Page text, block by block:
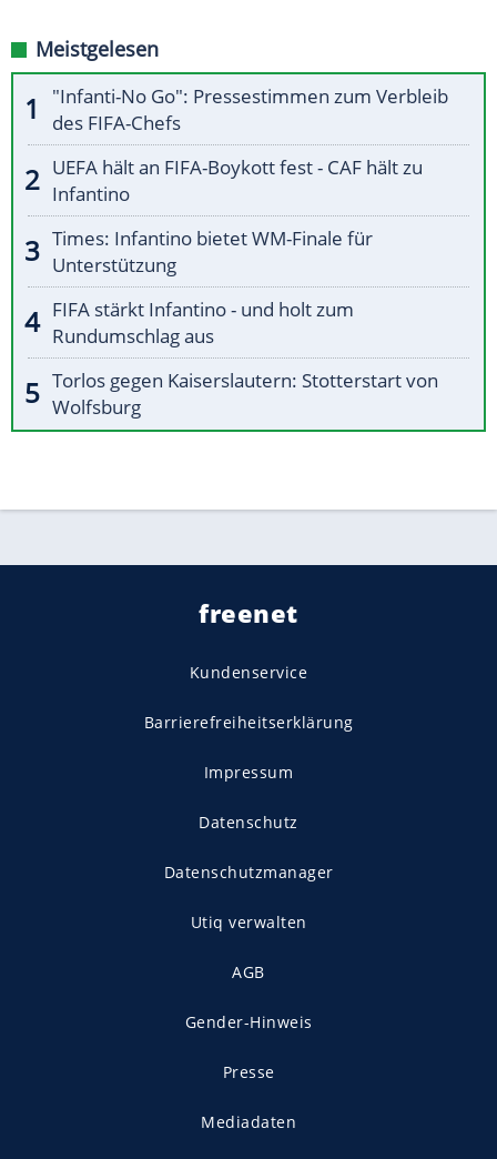
Meistgelesen
"Infanti-No Go": Pressestimmen zum Verbleib
des FIFA-Chefs
UEFA hält an FIFA-Boykott fest - CAF hält zu
Infantino
Times: Infantino bietet WM-Finale für
Unterstützung
FIFA stärkt Infantino - und holt zum
Rundumschlag aus
Torlos gegen Kaiserslautern: Stotterstart von
Wolfsburg
freenet
Kundenservice
Barrierefreiheitserklärung
Impressum
Datenschutz
Datenschutzmanager
Utiq verwalten
AGB
Gender-Hinweis
Presse
Mediadaten